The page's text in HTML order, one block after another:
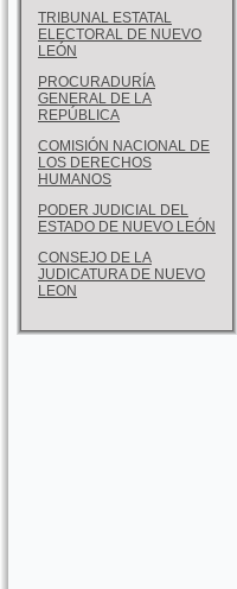
TRIBUNAL ESTATAL
ELECTORAL DE NUEVO
LEÓN
PROCURADURÍA
GENERAL DE LA
REPÚBLICA
COMISIÓN NACIONAL DE
LOS DERECHOS
HUMANOS
PODER JUDICIAL DEL
ESTADO DE NUEVO LEÓN
CONSEJO DE LA
JUDICATURA DE NUEVO
LEON